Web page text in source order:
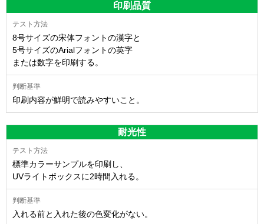
印刷品質
8号サイズの宋体フォントの漢字と
5号サイズのArialフォントの英字
または数字を印刷する。
印刷内容が鮮明で読みやすいこと。
耐光性
標準カラーサンプルを印刷し、
UVライトボックスに2時間入れる。
入れる前と入れた後の色変化がない。